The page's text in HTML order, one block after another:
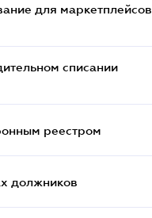
для маркетплейсов
списании
реестром
должников